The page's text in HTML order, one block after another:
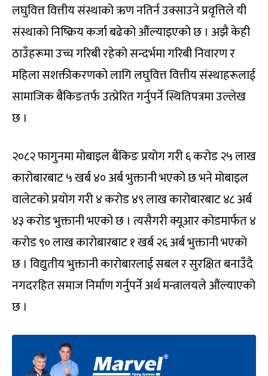
लघुवित्त वित्तीय संस्थाको ऋण नतिर्न उक्साउने प्रवृत्तिले यी
संस्थाको निष्क्रिय कर्जा बढेको औंल्याइएको छ । अझै केही
ठाउँहरूमा उच्च गरिबी रहेको सन्दर्भमा गरिबी निवारण र
महिला सशक्तीकरणको लागि लघुवित्त वित्तीय संस्थाहरूलाई
सामाजिक बैंकिङतर्फ उत्प्रेरित गर्नुपर्ने स्थितिपत्रमा उल्लेख
छ ।
२०८२ फागुनमा मोबाइल बैंकिङ प्रयोग गरी ६ करोड २५ लाख
कारोबारबाट ५ खर्ब ४० अर्ब भुक्तानी भएको छ भने मोबाइल
वालेटको प्रयोग गरी ४ करोड ४९ लाख कारोबारबाट ४८ अर्ब
४३ करोड भुक्तानी भएको छ । त्यसैगरी क्यूआर कोडमार्फत ४
करोड ९० लाख कारोबारबाट १ खर्ब २६ अर्ब भुक्तानी भएको
छ । विद्युतीय भुक्तानी कारोबारलाई सबल र सुरक्षित बनाउँदै
नगदरहित समाज निर्माण गर्नुपर्ने अर्थ मन्त्रालयले औंल्याएको
छ ।